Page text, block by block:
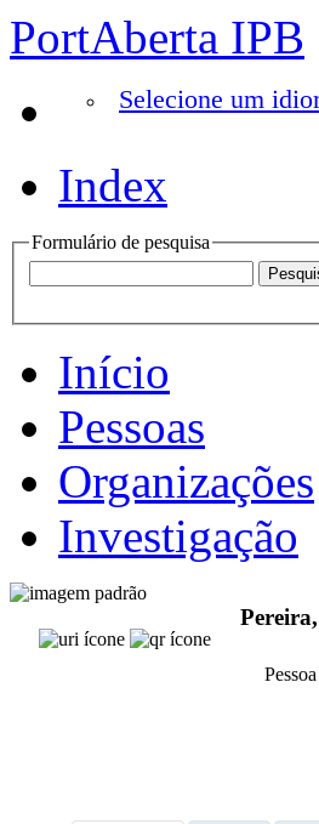
PortAberta IPB
Selecione um
Index
Formulário de pesquisa
Início
Pessoas
Organizações
Investigação
Pessoa